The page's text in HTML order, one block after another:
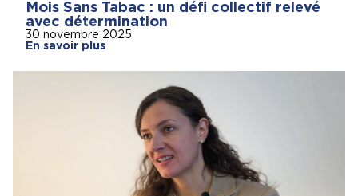
Mois Sans Tabac : un défi collectif relevé
avec détermination
30 novembre 2025
En savoir plus